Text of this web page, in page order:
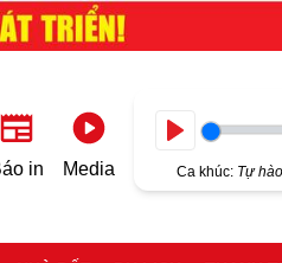
in Media Ca khúc: Tự